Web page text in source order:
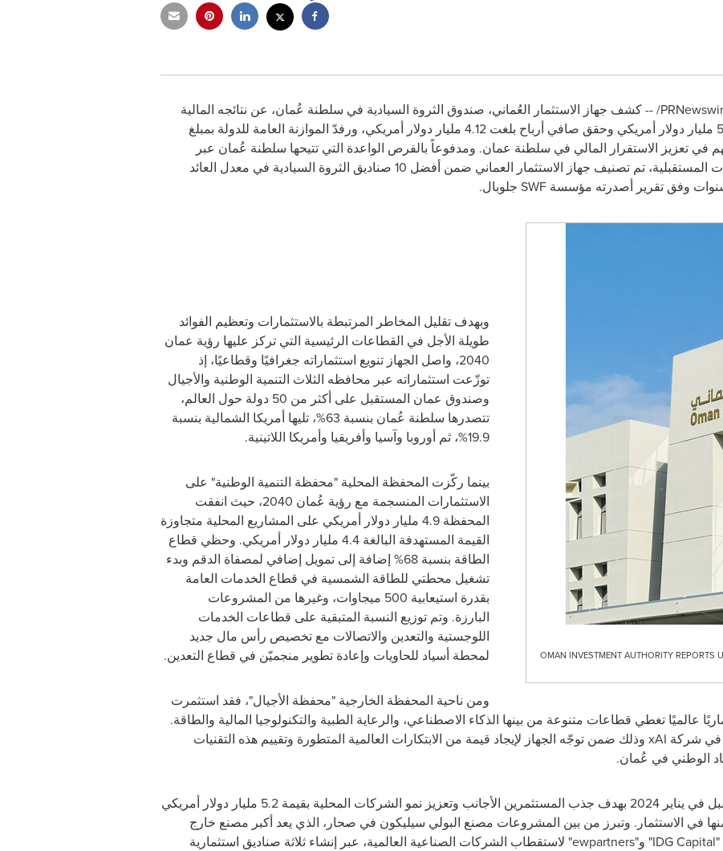
كشف جهاز الاستثمار العُماني، صندوق الثروة السيادية في سلطنة عُمان، عن نتائجه المالية
في تعزيز الاستقرار المالي في سلطنة عمان. ومدفوعاً بالفرص الواعدة التي تتيحها سلطنة عُمان عبر
استثمارات عالمية متنوعة في القطاعات المستقبلية، تم تصنيف جهاز الاستثمار العماني ضمن أفضل 10 صناديق الثروة السيادية في معدل العائد
وفق تقرير أصدرته مؤسسةSWF جلوبال.
OMAN INVESTMENT AUTHORITY
وبهدف تقليل المخاطر المرتبطة بالاستثمارات وتعظيم الفوائد
طويلة الأجل في القطاعات الرئيسية التي تركز عليها رؤية عمان
2040، واصل الجهاز تنويع استثماراته جغرافيًا وقطاعيًا، إذ
توزّعت استثماراته عبر محافظه الثلاث التنمية الوطنية والأجيال
وصندوق عمان المستقبل على أكثر من 50 دولة حول العالم،
تتصدرها سلطنة عُمان بنسبة 63%، تليها أمريكا الشمالية بنسبة
19.9%، ثم أوروبا وآسيا وأفريقيا وأمريكا اللاتينية.
بينما ركّزت المحفظة المحلية "محفظة التنمية الوطنية" على
الاستثمارات المنسجمة مع رؤية عُمان 2040، حيث انفقت
المحفظة4.9 مليار دولار أمريكي على المشاريع المحلية متجاوزة
القيمة المستهدفة البالغة4.4 مليار دولار أمريكي. وحظي قطاع
الطاقة بنسبة 68% إضافة إلى تمويل إضافي لمصفاة الدقم وبدء
تشغيل محطتي للطاقة الشمسية في قطاع الخدمات العامة
بقدرة استيعابية 500 ميجاوات، وغيرها من المشروعات
البارزة. وتم توزيع النسبة المتبقية على قطاعات الخدمات
اللوجستية والتعدين والاتصالات مع تخصيص رأس مال جديد
لمحطة أسياد للحاويات وإعادة تطوير منجميّن في قطاع التعدين.
ومن ناحية المحفظة الخارجية "محفظة الأجيال"، فقد استثمرت
13 صندوقًا استثماريًا عالميًا تغطي قطاعات متنوعة من بينها الذكاء الاصطناعي، والرعاية الطبية والتكنولوجيا المالية والطاقة.
في شركة xAI وذلك ضمن توجّه الجهاز لإيجاد قيمة من الابتكارات العالمية المتطورة وتقييم هذه التقنيات
الوطني في عُمان.
الشركات المحلية بقيمة 5.2 مليار دولار أمريكي
IDG Capital" و"ewpartners" لاستقطاب الشركات الصناعية العالمية، عبر إنشاء ثلاثة صناديق استثمارية